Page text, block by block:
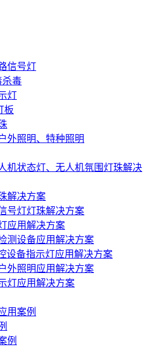
信号灯
杀毒
灯
板
外照明、特种照明
机状态灯、无人机氛围灯珠解决
解决方案
号灯灯珠解决方案
应用解决方案
测设备应用解决方案
设备指示灯应用解决方案
外照明应用解决方案
灯应用解决方案
用案例
例